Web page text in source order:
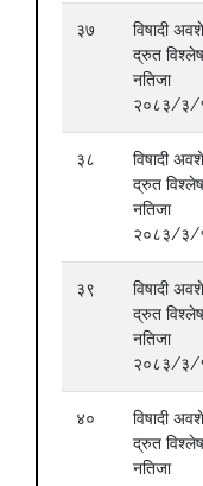
३७
विषादी
द्रुत
नतिजा
२०८३/३/
३८
विषादी
द्रुत
नतिजा
२०८३/३/
३९
विषादी
द्रुत
नतिजा
२०८३/३/
४०
विषादी
द्रुत
नतिजा